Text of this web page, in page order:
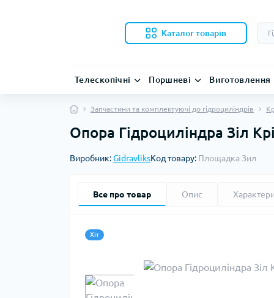
Каталог товарів
Телескопічні Поршневі Виготовлення
Запчастини та комплектуючі до гідроциліндрів
Опора Гідроциліндра Зіл
Виробник:GidravliksКод товару: Площадка Зил
Все про товар Опис
Хіт